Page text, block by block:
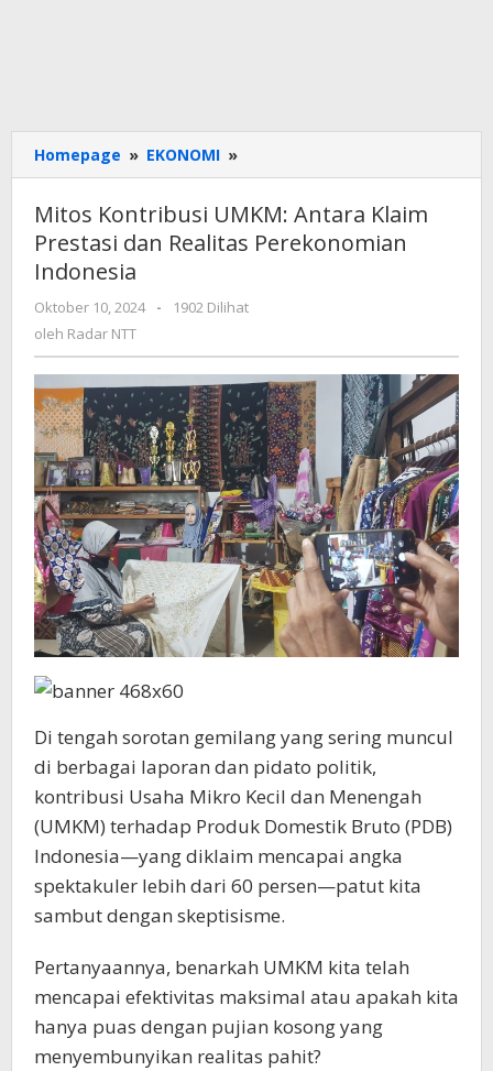
Homepage » EKONOMI »
Kontribusi
Antara
Klaim
Realitas
Indonesia
Mitos Kontribusi UMKM: Antara Klaim
Prestasi dan Realitas Perekonomian
Indonesia
Oktober 10, 2024
oleh
-
1902 Dilihat
oleh Radar NTT
Di tengah sorotan gemilang yang sering muncul
di berbagai laporan dan pidato politik,
kontribusi Usaha Mikro Kecil dan Menengah
(UMKM) terhadap Produk Domestik Bruto (PDB)
Indonesia—yang diklaim mencapai angka
spektakuler lebih dari 60 persen—patut kita
sambut dengan skeptisisme.
Pertanyaannya, benarkah UMKM kita telah
mencapai efektivitas maksimal atau apakah kita
hanya puas dengan pujian kosong yang
menyembunyikan realitas pahit?